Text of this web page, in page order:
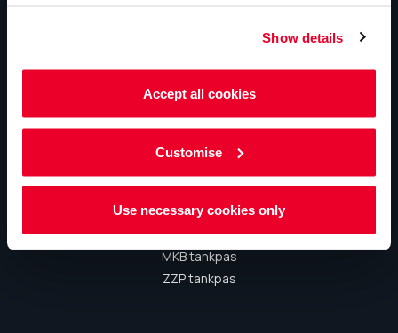
Show details
Accept all cookies
Customise
Use necessary cookies only
Help
Aanvragen
Waarom kiest u voor ons?
Is een tankpas nieuw voor u?
Tankpas zakelijk aanvragen?
MKB tankpas
ZZP tankpas